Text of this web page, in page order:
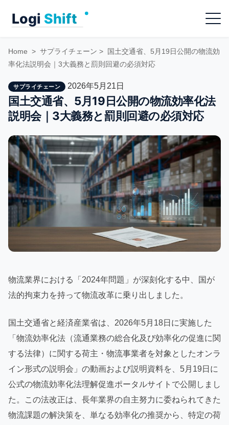
Menu
Home > サプライチェーン >
国土交通省、5月19日公開の物流効
率化法説明会｜3大義務と罰則回避の必須対応
サプライチェーン 2026年5月21日
国土交通省、5月19日公開の物流効率化法
説明会｜3大義務と罰則回避の必須対応
物流業界における「2024年問題」が深刻化する中、国が
法的拘束力を持って物流改革に乗り出しました。
国土交通省と経済産業省は、2026年5月18日に実施した
「物流効率化法（流通業務の総合化及び効率化の促進に関
する法律）に関する荷主・物流事業者を対象としたオンラ
イン形式の説明会」の動画および説明資料を、5月19日に
公式の物流効率化法理解促進ポータルサイトで公開しまし
た。この法改正は、長年業界の自主努力に委ねられてきた
物流課題の解決策を、単なる効率化の推奨から、特定の荷